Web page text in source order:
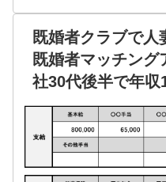
既婚者クラブで人
既婚者マッチング
社30代後半で年収